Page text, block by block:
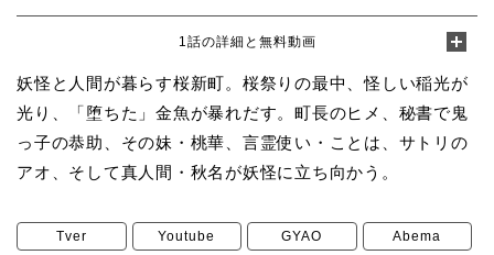
1話の詳細と無料動画
妖怪と人間が暮らす桜新町。桜祭りの最中、怪しい稲光が
光り、「堕ちた」金魚が暴れだす。町長のヒメ、秘書で鬼
っ子の恭助、その妹・桃華、言霊使い・ことは、サトリの
アオ、そして真人間・秋名が妖怪に立ち向かう。
Tver Youtube GYAO Abema